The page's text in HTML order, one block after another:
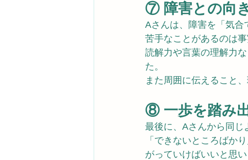
⑦ 障害との向
Aさんは、障害を「気合
苦手なことがあるのは
読解力や言葉の理解力
た。
また周囲に伝えること
⑧ 一歩を踏み
最後に、Aさんから同じ
「できないところばか
がっていけばいいと思い